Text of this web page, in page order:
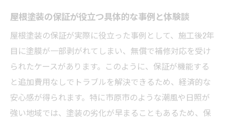
市原市で失敗しない屋根塗装業者の選定ポ
市原市の住宅事情に合う屋根塗装保証の活
用術
失敗しない屋根塗装には保証内容の比較が必須
屋根塗装の保証が役立つ具体的な事例と体験談
屋根塗装の保証が実際に役立った事例として、施工後2年
目に塗膜が一部剥がれてしまい、無償で補修対応を受け
られたケースがあります。このように、保証が機能する
と追加費用なしでトラブルを解決できるため、経済的な
安心感が得られます。特に市原市のような潮風や日照が
強い地域では、塗装の劣化が早まることもあるため、保